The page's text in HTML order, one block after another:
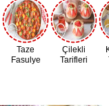
Taze
Fasulye
Çilekli
Tarifleri